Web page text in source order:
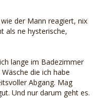
der Mann reagiert, nix
als ne hysterische,
lange im Badezimmer
die ich habe
Abgang. Mag
Und nur darum geht es.